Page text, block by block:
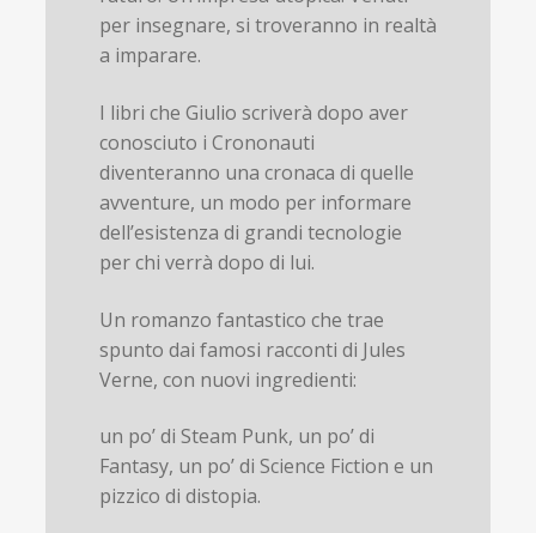
per insegnare, si troveranno in realtà
a imparare.
I libri che Giulio scriverà dopo aver
conosciuto i Crononauti
diventeranno una cronaca di quelle
avventure, un modo per informare
dell’esistenza di grandi tecnologie
per chi verrà dopo di lui.
Un romanzo fantastico che trae
spunto dai famosi racconti di Jules
Verne, con nuovi ingredienti:
un po’ di Steam Punk, un po’ di
Fantasy, un po’ di Science Fiction e un
pizzico di distopia.